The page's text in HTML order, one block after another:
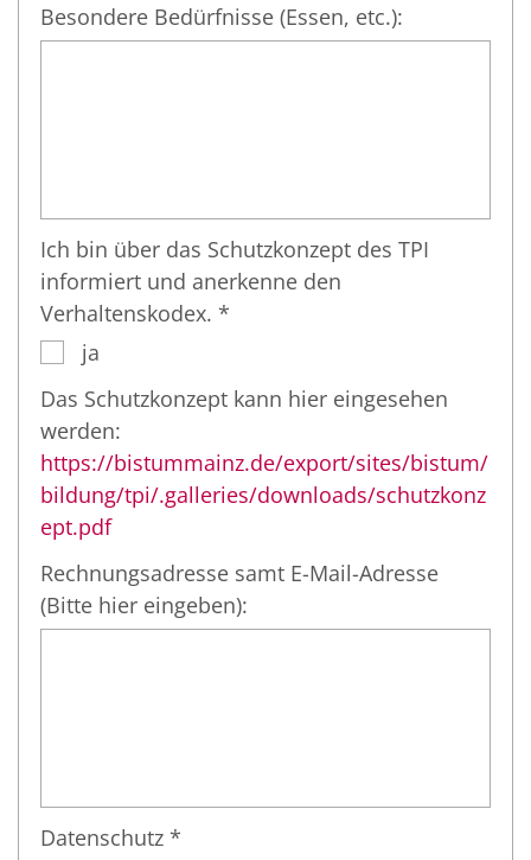
Besondere Bedürfnisse (Essen, etc.):
Ich bin über das Schutzkonzept des TPI
informiert und anerkenne den
Verhaltenskodex. *
ja
Das Schutzkonzept kann hier eingesehen
werden:
https://bistummainz.de/export/sites/bistum/
bildung/tpi/.galleries/downloads/schutzkonz
ept.pdf
Rechnungsadresse samt E-Mail-Adresse
(Bitte hier eingeben):
Datenschutz *